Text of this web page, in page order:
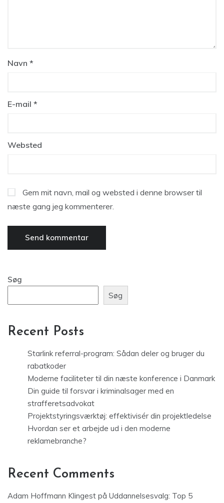
Navn *
E-mail *
Websted
Gem mit navn, mail og websted i denne browser til
næste gang jeg kommenterer.
Søg
Søg
Recent Posts
Starlink referral-program: Sådan deler og bruger du
rabatkoder
Moderne faciliteter til din næste konference i Danmark
Din guide til forsvar i kriminalsager med en
strafferetsadvokat
Projektstyringsværktøj: effektivisér din projektledelse
Hvordan ser et arbejde ud i den moderne
reklamebranche?
Recent Comments
Adam Hoffmann Klingest på Uddannelsesvalg: Top 5